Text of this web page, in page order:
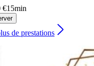
€15min
de prestations